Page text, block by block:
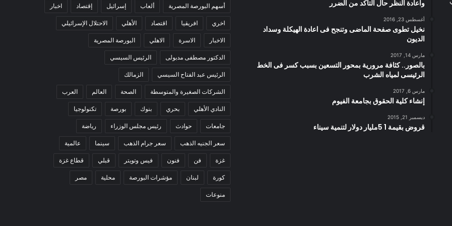
واعادة النظر حال التأكد من الضرر
أغسطس 23, 2016
نخيل تطوى صفحة الماضى وتنجح فى اعادة الهيكلة وسداد
الديون
مارس 14, 2017
بالصور.. كثافة مرورية بمحور التسعين بسبب كسر فى الخط
الرئيسى لمياه الشرب
مارس 6, 2017
إنشاء كلية الحقوق بجامعة الفيوم
ديسمبر 21, 2015
قروض بقيمة 1 5مليار دولار لتنمية سيناء
أسهم البورصة المصرية ألعاب إسرائيل إقتصاد اخبار
اخري افريقيا اقتصاد الأهلي الاحتلال الإسرائيلي
الاخبار الاسرة الاهلي البورصة المصرية
الدكتور مصطفى مدبولى الرئيس السيسي
الرئيس عبد الفتاح السيسي الزمالك
الشركات الصغيرة والمتوسطة الصحة العالم العرب
النادي الأهلي بحري بنوك بورصة تكنولوجيا
جامعات حوادث رئيس مجلس الوزراء رياضة
سعر الجنيه الذهب سعر جرام الذهب سينما عالمية
غزة فن فنون فيس وتويتر قبلي قطاع غزة
كورة لبنان مؤشرات البورصة محلية مصر
منوعات